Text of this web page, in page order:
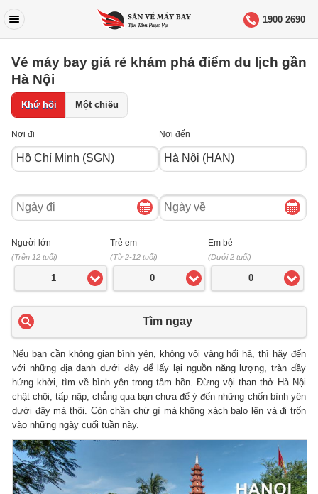
1900 2690
Vé máy bay giá rẻ khám phá điểm du lịch gần
Hà Nội
Khứ hồi Một chiều
Nơi đi Nơi đến
Ngày
đi
Ngày
về
Người lớn
(Trên 12 tuổi)
1
Trẻ em
(Từ 2-12 tuổi)
0
Em bé
(Dưới 2 tuổi)
0
Tìm ngay
Nếu bạn cần không gian bình yên, không vội vàng hối hả, thì hãy đến
với những địa danh dưới đây để lấy lại nguồn năng lượng, tràn đầy
hứng khởi, tìm về bình yên trong tâm hồn. Đừng vội than thở Hà Nội
chật chội, tấp nập, chẳng qua bạn chưa để ý đến những chốn bình yên
dưới đây mà thôi. Còn chần chừ gì mà không xách balo lên và đi trốn
vào những ngày cuối tuần này.